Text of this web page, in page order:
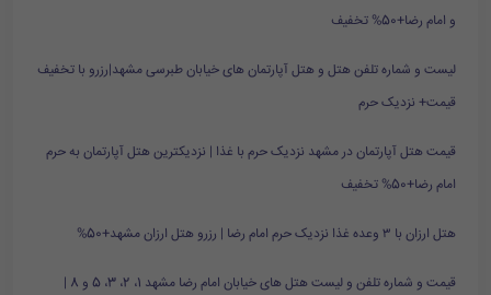
و امام رضا+50% تخفیف
لیست و شماره تلفن هتل و هتل آپارتمان های خیابان طبرسی مشهد|رزرو با تخفیف
قیمت+ نزدیک حرم
قیمت هتل آپارتمان در مشهد نزدیک حرم با غذا | نزدیکترین هتل آپارتمان به حرم
امام رضا+50% تخفیف
هتل ارزان با ۳ وعده غذا نزدیک حرم امام رضا | رزرو هتل ارزان مشهد+50%
قیمت و شماره تلفن و لیست هتل های خیابان امام رضا مشهد 1، 2، 3، 5 و 8 |